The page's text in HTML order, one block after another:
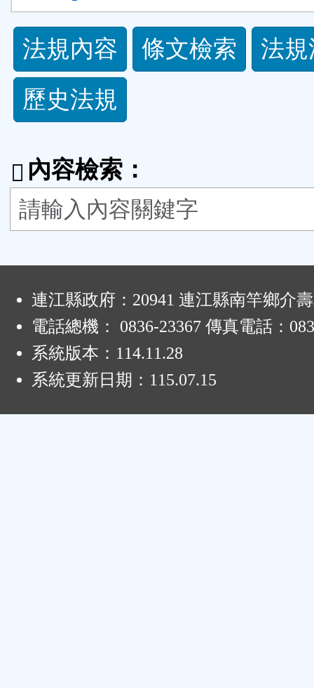
法
規
功
按
鈕
法規內容 條文檢索
法
歷史法規
內容檢索：
連江縣政府：20941 連江縣南竿鄉介
電話總機： 0836-23367 傳真電話：
系統版本： 114.11.28
系統更新日期： 115.07.15